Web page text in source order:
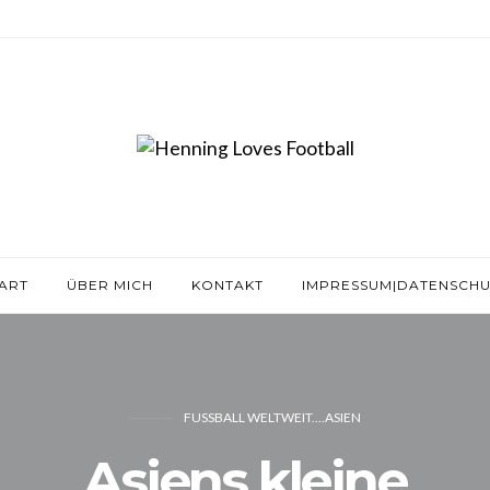
ÜBER MICH KONTAKT
FUSSBALL WELTWEIT....ASIEN